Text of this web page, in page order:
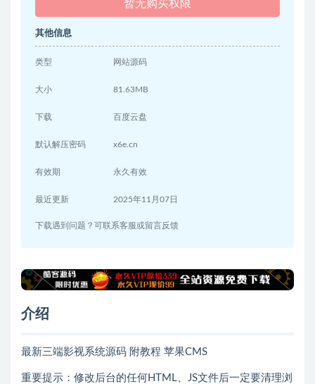
暂无购买权限
其他信息
类型 网站源码
大小 81.63MB
下载 百度云盘
默认解压密码 x6e.cn
有效期 永久有效
最近更新 2025年11月07日
下载遇到问题？可联系客服或留言反馈
介绍
最新三端影视系统源码 附教程 苹果CMS
重要提示：修改后台的任何HTML、JS文件后一定要清理浏